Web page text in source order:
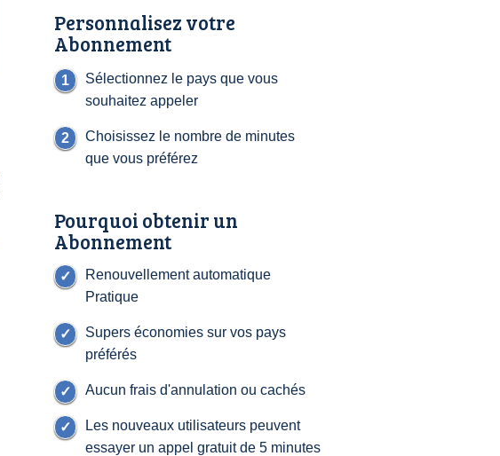
Personnalisez votre
Abonnement
Sélectionnez le pays que vous
souhaitez appeler
Choisissez le nombre de minutes
que vous préférez
Pourquoi obtenir un
Abonnement
Renouvellement automatique
Pratique
Supers économies sur vos pays
préférés
Aucun frais d'annulation ou cachés
Les nouveaux utilisateurs peuvent
essayer un appel gratuit de 5 minutes